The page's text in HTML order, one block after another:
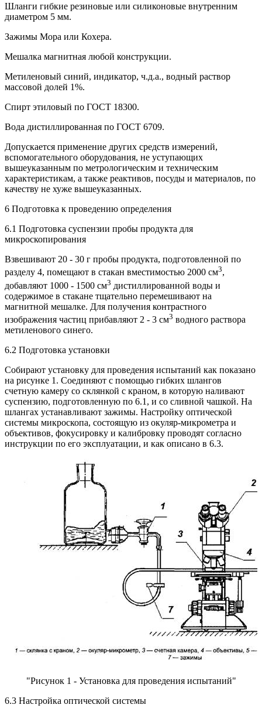
Шланги гибкие резиновые или силиконовые внутренним
диаметром 5 мм.
Зажимы Мора или Кохера.
Мешалка магнитная любой конструкции.
Метиленовый синий, индикатор, ч.д.а., водный раствор
массовой долей 1%.
Спирт этиловый по ГОСТ 18300.
Вода дистиллированная по ГОСТ 6709.
Допускается применение других средств измерений,
вспомогательного оборудования, не уступающих
вышеуказанным по метрологическим и техническим
характеристикам, а также реактивов, посуды и материалов, по
качеству не хуже вышеуказанных.
6 Подготовка к проведению определения
6.1 Подготовка суспензии пробы продукта для
микроскопирования
Взвешивают 20 - 30 г пробы продукта, подготовленной по
разделу 4, помещают в стакан вместимостью 2000 см3,
добавляют 1000 - 1500 см3 дистиллированной воды и
содержимое в стакане тщательно перемешивают на
магнитной мешалке. Для получения контрастного
изображения частиц прибавляют 2 - 3 см3 водного раствора
метиленового синего.
6.2 Подготовка установки
Собирают установку для проведения испытаний как показано
на рисунке 1. Соединяют с помощью гибких шлангов
счетную камеру со склянкой с краном, в которую наливают
суспензию, подготовленную по 6.1, и со сливной чашкой. На
шлангах устанавливают зажимы. Настройку оптической
системы микроскопа, состоящую из окуляр-микрометра и
объективов, фокусировку и калибровку проводят согласно
инструкции по его эксплуатации, и как описано в 6.3.
"Рисунок 1 - Установка для проведения испытаний"
6.3 Настройка оптической системы